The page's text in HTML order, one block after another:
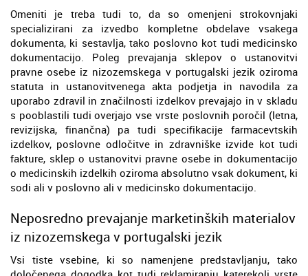
Omeniti je treba tudi to, da so omenjeni strokovnjaki
specializirani za izvedbo kompletne obdelave vsakega
dokumenta, ki sestavlja, tako poslovno kot tudi medicinsko
dokumentacijo. Poleg prevajanja sklepov o ustanovitvi
pravne osebe iz nizozemskega v portugalski jezik oziroma
statuta in ustanovitvenega akta podjetja in navodila za
uporabo zdravil in značilnosti izdelkov prevajajo in v skladu
s pooblastili tudi overjajo vse vrste poslovnih poročil (letna,
revizijska, finančna) pa tudi specifikacije farmacevtskih
izdelkov, poslovne odločitve in zdravniške izvide kot tudi
fakture, sklep o ustanovitvi pravne osebe in dokumentacijo
o medicinskih izdelkih oziroma absolutno vsak dokument, ki
sodi ali v poslovno ali v medicinsko dokumentacijo.
Neposredno prevajanje marketinških materialov
iz nizozemskega v portugalski jezik
Vsi tiste vsebine, ki so namenjene predstavljanju, tako